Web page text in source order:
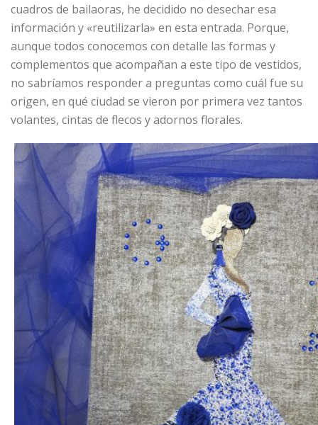
cuadros de bailaoras, he decidido no desechar esa
información y «reutilizarla» en esta entrada. Porque,
aunque todos conocemos con detalle las formas y
complementos que acompañan a este tipo de vestidos,
no sabríamos responder a preguntas como cuál fue su
origen, en qué ciudad se vieron por primera vez tantos
volantes, cintas de flecos y adornos florales.